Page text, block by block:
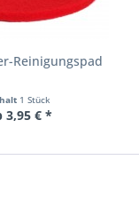
Reinigungspad
1 Stück
3,95 € *